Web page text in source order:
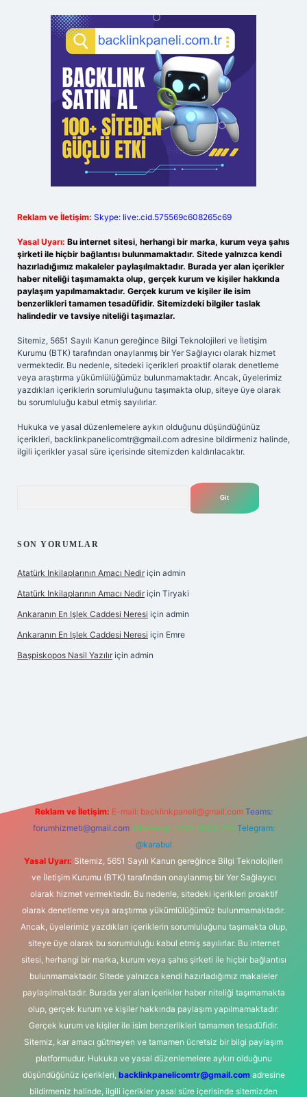
Reklam ve İletişim: Skype: live:.cid.575569c608265c69
Yasal Uyarı: Bu internet sitesi, herhangi bir marka, kurum veya şahıs
şirketi ile hiçbir bağlantısı bulunmamaktadır. Sitede yalnızca kendi
hazırladığımız makaleler paylaşılmaktadır. Burada yer alan içerikler
haber niteliği taşımamakta olup, gerçek kurum ve kişiler hakkında
paylaşım yapılmamaktadır. Gerçek kurum ve kişiler ile isim
benzerlikleri tamamen tesadüfidir. Sitemizdeki bilgiler taslak
halindedir ve tavsiye niteliği taşımazlar.
Sitemiz, 5651 Sayılı Kanun gereğince Bilgi Teknolojileri ve İletişim
Kurumu (BTK) tarafından onaylanmış bir Yer Sağlayıcı olarak hizmet
vermektedir. Bu nedenle, sitedeki içerikleri proaktif olarak denetleme
veya araştırma yükümlülüğümüz bulunmamaktadır. Ancak, üyelerimiz
yazdıkları içeriklerin sorumluluğunu taşımakta olup, siteye üye olarak
bu sorumluluğu kabul etmiş sayılırlar.
Hukuka ve yasal düzenlemelere aykırı olduğunu düşündüğünüz
içerikleri, backlinkpanelicomtr@gmail.com adresine bildirmeniz halinde,
ilgili içerikler yasal süre içerisinde sitemizden kaldırılacaktır.
SON YORUMLAR
Atatürk Inkilaplarının Amacı Nedir için admin
Atatürk Inkilaplarının Amacı Nedir için Tiryaki
Ankaranın En Işlek Caddesi Neresi için admin
Ankaranın En Işlek Caddesi Neresi için Emre
Başpiskopos Nasil Yazılır için admin
Reklam ve İletişim: E-mail: backlinkpaneli@gmail.com Teams:
forumhizmeti@gmail.com Whatsapp: 0262 606 0 726 Telegram:
@karabul
Yasal Uyarı: Sitemiz, 5651 Sayılı Kanun gereğince Bilgi Teknolojileri
ve İletişim Kurumu (BTK) tarafından onaylanmış bir Yer Sağlayıcı
olarak hizmet vermektedir. Bu nedenle, sitedeki içerikleri proaktif
olarak denetleme veya araştırma yükümlülüğümüz bulunmamaktadır.
Ancak, üyelerimiz yazdıkları içeriklerin sorumluluğunu taşımakta olup,
siteye üye olarak bu sorumluluğu kabul etmiş sayılırlar. Bu internet
sitesi, herhangi bir marka, kurum veya şahıs şirketi ile hiçbir bağlantısı
bulunmamaktadır. Sitede yalnızca kendi hazırladığımız makaleler
paylaşılmaktadır. Burada yer alan içerikler haber niteliği taşımamakta
olup, gerçek kurum ve kişiler hakkında paylaşım yapılmamaktadır.
Gerçek kurum ve kişiler ile isim benzerlikleri tamamen tesadüfidir.
Sitemiz, kar amacı gütmeyen ve tamamen ücretsiz bir bilgi paylaşım
platformudur. Hukuka ve yasal düzenlemelere aykırı olduğunu
düşündüğünüz içerikleri, backlinkpanelicomtr@gmail.comadresine
bildirmeniz halinde, ilgili içerikler yasal süre içerisinde sitemizden